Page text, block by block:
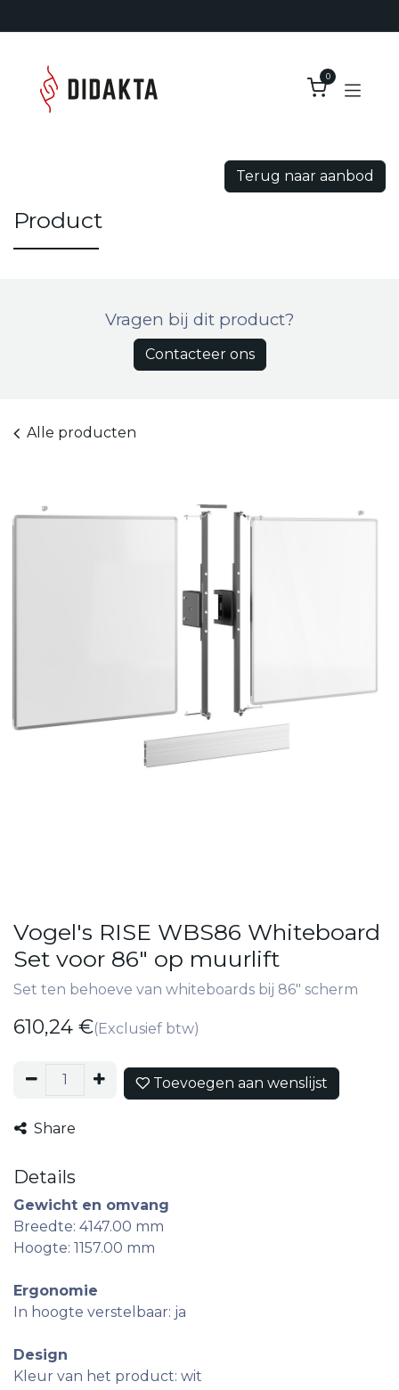
0
Terug naar aanbod
Product
Vragen bij dit product?
Contacteer ons
Alle producten
Vogel's RISE WBS86 Whiteboard
Set voor 86" op muurlift
Set ten behoeve van whiteboards bij 86" scherm
610,24 €(Exclusief btw)
Toevoegen aan wenslijst
Share
Details
Gewicht en omvang
Breedte: 4147.00 mm
Hoogte: 1157.00 mm
Ergonomie
In hoogte verstelbaar: ja
Design
Kleur van het product: wit